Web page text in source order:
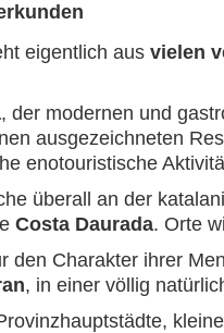
eigentlich aus vielen
, der modernen und
ausgezeichneten
enotouristische
überall an der
Costa Daurada. Orte
den Charakter ihrer
, in einer völlig